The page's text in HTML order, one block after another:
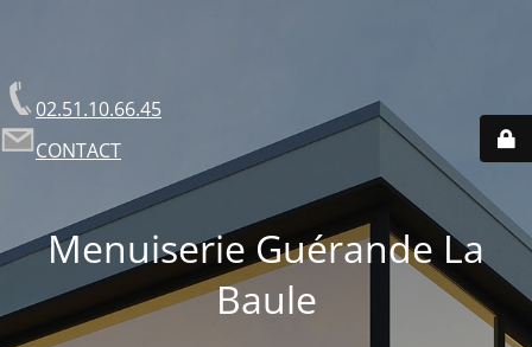
02.51.10.66.45
CONTACT
Menuiserie Guérande La
Baule